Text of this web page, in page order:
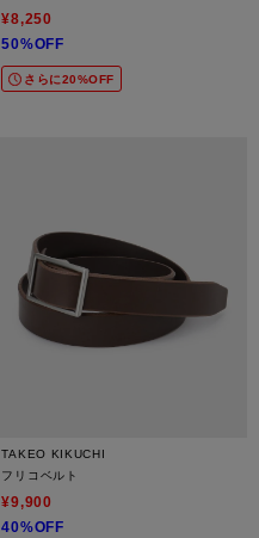
¥8,250
50%OFF
さらに20%OFF
TAKEO KIKUCHI
フリコベルト
¥9,900
40%OFF